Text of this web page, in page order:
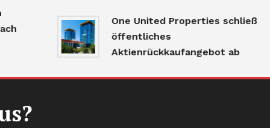
One United Properties schließt
öffentliches
Aktienrückkaufangebot ab